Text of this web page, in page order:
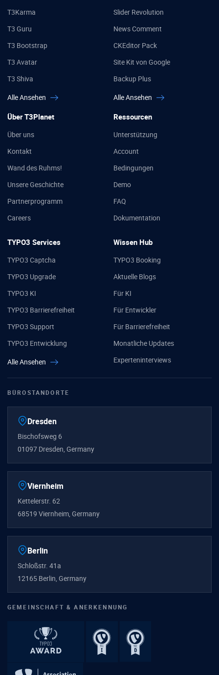
T3Karma
T3 Guru
T3 Bootstrap
T3 Avatar
T3 Shiva
Alle Ansehen
Slider Revolution
News Comment
CKEditor Pack
Site Kit von Google
Backup Plus
Alle Ansehen
Über T3Planet
Über uns
Kontakt
Wand des Ruhms!
Unsere Geschichte
Partnerprogramm
Careers
Ressourcen
Unterstützung
Account
Bedingungen
Demo
FAQ
Dokumentation
TYPO3 Services
TYPO3 Captcha
TYPO3 Upgrade
TYPO3 KI
TYPO3 Barrierefreiheit
TYPO3 Support
TYPO3 Entwicklung
Alle Ansehen
Wissen Hub
TYPO3 Booking
Aktuelle Blogs
Für KI
Für Entwickler
Für Barrierefreiheit
Monatliche Updates
Experteninterviews
BÜROSTANDORTE
Dresden
Bischofsweg 6
01097 Dresden, Germany
Viernheim
Kettelerstr. 62
68519 Viernheim, Germany
Berlin
Schloßstr. 41a
12165 Berlin, Germany
GEMEINSCHAFT & ANERKENNUNG